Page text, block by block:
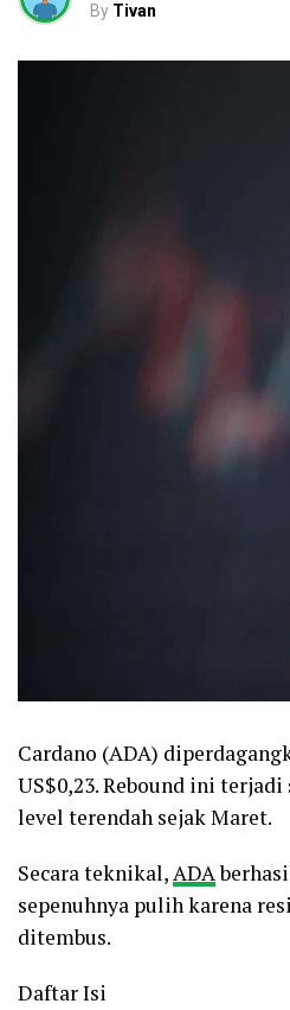
By Tivan
Cardano (ADA)
US$0,23. Rebound ini
level terendah sejak Maret.
Secara teknikal,ADA
sepenuhnya pulih karena
ditembus.
Daftar Isi